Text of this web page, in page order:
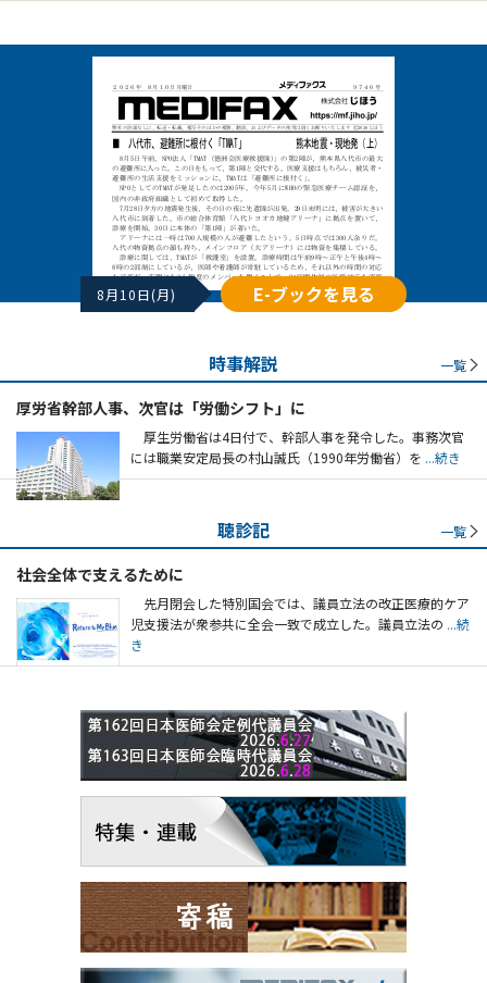
8月10日(月) E-ブックを見る
時事解説 一覧
厚労省幹部人事、次官は「労働シフト」に
厚生労働省は4日付で、幹部人事を発令した。事務次官
には職業安定局長の村山誠氏（1990年労働省）を ...続き
聴診記 一覧
社会全体で支えるために
先月閉会した特別国会では、議員立法の改正医療的ケア
児支援法が衆参共に全会一致で成立した。議員立法の ...続
き